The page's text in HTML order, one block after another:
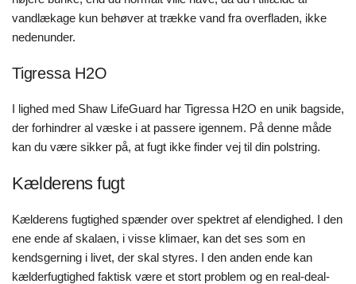
vandlækage kun behøver at trække vand fra overfladen, ikke
nedenunder.
Tigressa H2O
I lighed med Shaw LifeGuard har Tigressa H2O en unik bagside,
der forhindrer al væske i at passere igennem. På denne måde
kan du være sikker på, at fugt ikke finder vej til din polstring.
Kælderens fugt
Kælderens fugtighed spænder over spektret af elendighed. I den
ene ende af skalaen, i visse klimaer, kan det ses som en
kendsgerning i livet, der skal styres. I den anden ende kan
kælderfugtighed faktisk være et stort problem og en real-deal-